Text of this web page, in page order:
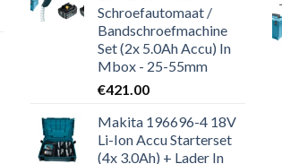
Schroefautomaat /
Bandschroefmachine
Set (2x 5.0Ah Accu) In
Mbox - 25-55mm
€421.00
Makita 196696-4 18V
Li-Ion Accu Starterset
(4x 3.0Ah) + Lader In